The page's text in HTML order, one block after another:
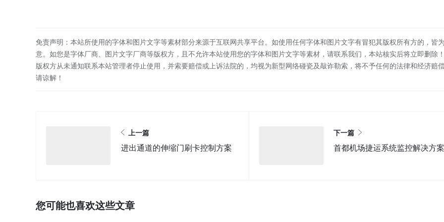
免责声明：本站所使用的字体和图片文字等素材部分来源于互联网共享平台。如使用任何字体和图片文字有冒犯其版权所有方的，皆
意。如您是字体厂商、图片文字厂商等版权方，且不允许本站使用您的字体和图片文字等素材，请联系我们，本站核实后将立即删除
版权方从未通知联系本站管理者停止使用，并索要赔偿或上诉法院的，均视为新型网络碰瓷及敲诈勒索，将不予任何的法律和经济赔
请谅解！
上一篇
进出通道的伸缩门刷卡控制方案
下一篇
首都机场捷运系统监控解决方案
您可能也喜欢这些文章